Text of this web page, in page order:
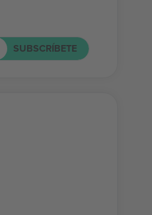
SUBSCRÍBETE